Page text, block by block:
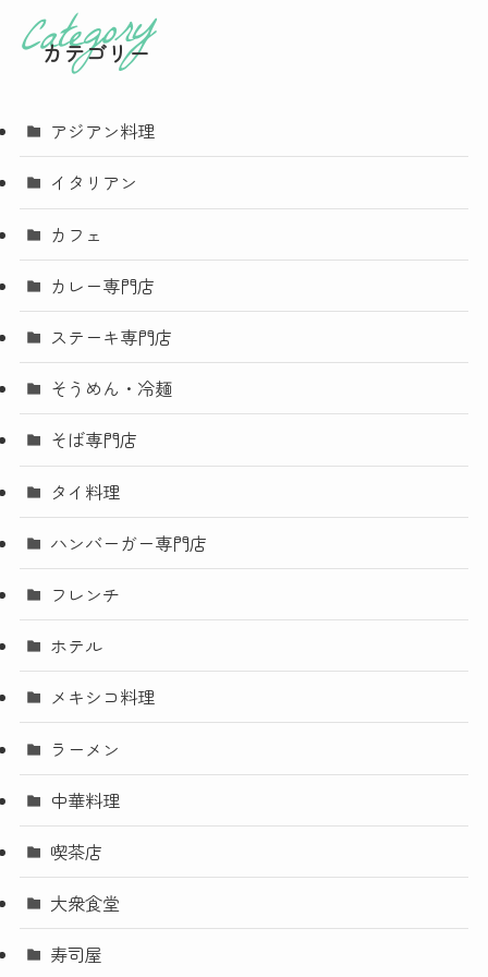
カテゴリー
アジアン料理
イタリアン
カフェ
カレー専門店
ステーキ専門店
そうめん・冷麺
そば専門店
タイ料理
ハンバーガー専門店
フレンチ
ホテル
メキシコ料理
ラーメン
中華料理
喫茶店
大衆食堂
寿司屋